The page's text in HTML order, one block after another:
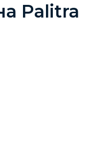
Palitra